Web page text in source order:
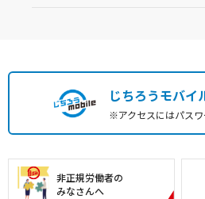
じちろうモバイ
※アクセスにはパスワ
非正規労働者の
みなさんへ